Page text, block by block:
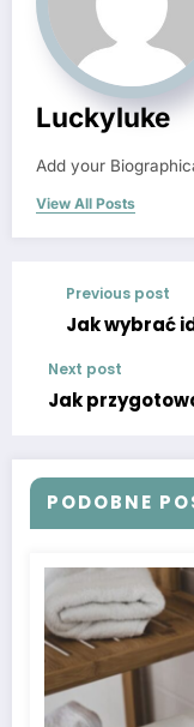
Luckyluke
Add your
View All Posts
Previous post
Jak wybrać
Next post
Jak
PODOBNE